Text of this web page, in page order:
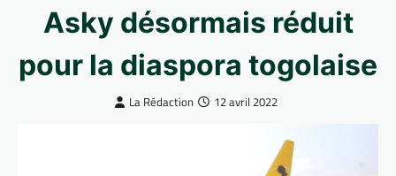
Asky désormais réduit
pour la diaspora togolaise
La Rédaction 12 avril 2022